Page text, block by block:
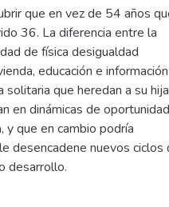
que en vez de 54 años
36. La diferencia entre la
de física desigualdad
educación e información
que heredan a su
en dinámicas de oportunidad
y que en cambio podría
desencadene nuevos ciclos
desarrollo.